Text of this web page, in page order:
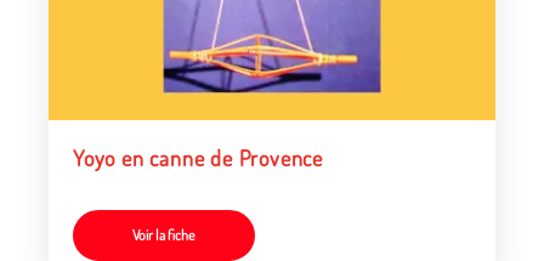
Yoyo en canne de Provence
Voir la fiche